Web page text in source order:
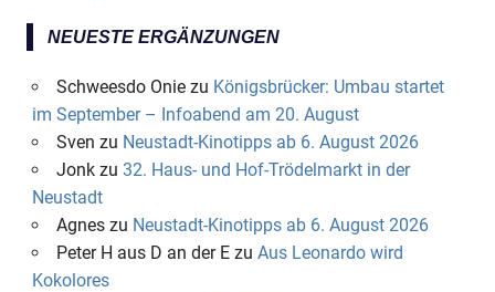
NEUESTE ERGÄNZUNGEN
Schweesdo Oniezu Königsbrücker: Umbau startet
im September – Infoabend am 20. August
Sven zu Neustadt-Kinotipps ab 6. August 2026
Jonkzu 32. Haus- und Hof-Trödelmarkt in der
Neustadt
Agneszu Neustadt-Kinotipps ab 6. August 2026
Peter H aus D an der Ezu Aus Leonardo wird
Kokolores